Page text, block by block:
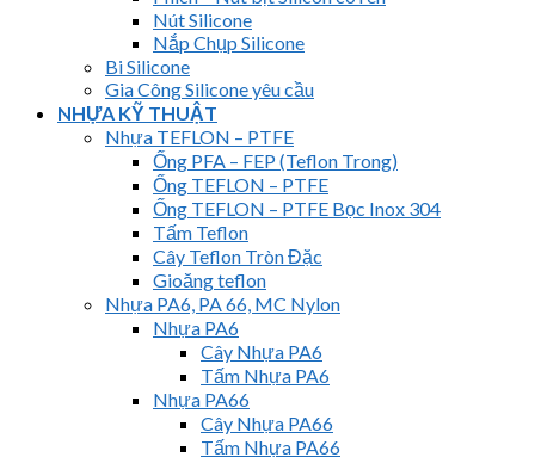
Nút Silicone
Nắp Chụp Silicone
Bi Silicone
Gia Công Silicone yêu cầu
NHỰA KỸ THUẬT
Nhựa TEFLON – PTFE
Ống PFA – FEP (Teflon Trong)
Ống TEFLON – PTFE
Ống TEFLON – PTFE Bọc Inox 304
Tấm Teflon
Cây Teflon Tròn Đặc
Gioăng teflon
Nhựa PA6, PA 66, MC Nylon
Nhựa PA6
Cây Nhựa PA6
Tấm Nhựa PA6
Nhựa PA66
Cây Nhựa PA66
Tấm Nhựa PA66